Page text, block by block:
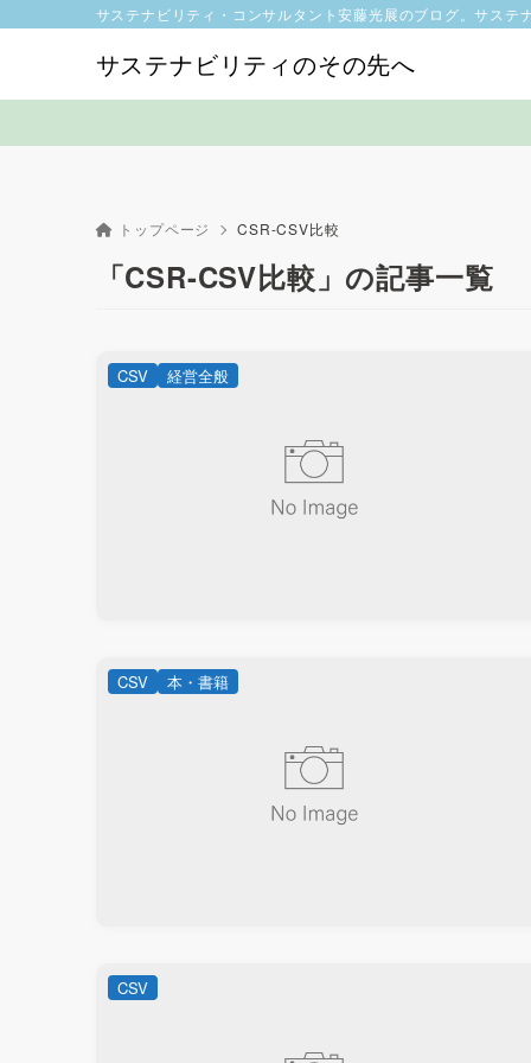
サステナビリティのその先へ
サステナビリティ・コンサルタント安藤光展のブログ。サス
トップページ CSR-CSV比較
「CSR-CSV比較」の記事一覧
CSV 経営全般
CSV 本・書籍
CSV